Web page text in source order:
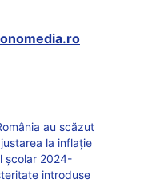
au scăzut
la inflație
școlar 2024-
introduse